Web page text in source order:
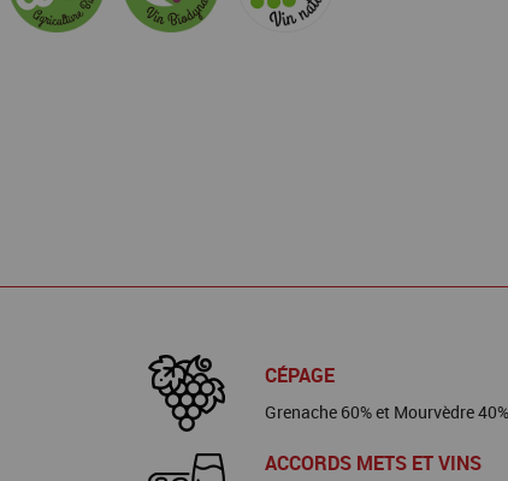
CÉPAGE
Grenache 60% et Mourvèdre
ACCORDS METS ET VINS